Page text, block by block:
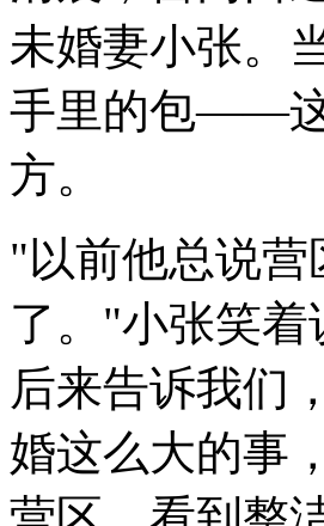
未婚妻小张。
手里的包——这
方。
"以前他总说
了。"小张笑
后来告诉我们
婚这么大的事